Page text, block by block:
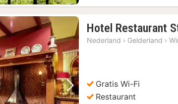
Volgende foto
Hotel Restaurant
Nederland › Gelderland ›
Gratis Wi-Fi
Restaurant